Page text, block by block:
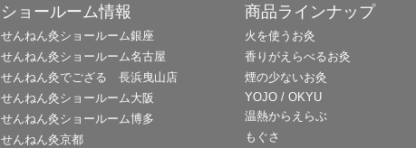
ショールーム情報
せんねん灸ショールーム銀座
せんねん灸ショールーム名古屋
せんねん灸でござる 長浜曳山店
せんねん灸ショールーム大阪
せんねん灸ショールーム博多
せんねん灸京都
商品ラインナップ
火を使うお灸
香りがえらべるお灸
煙の少ないお灸
YOJO / OKYU
温熱からえらぶ
もぐさ